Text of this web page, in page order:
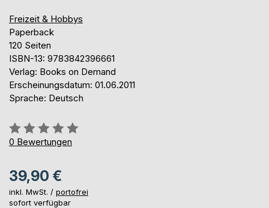
Freizeit & Hobbys
Paperback
120 Seiten
ISBN-13: 9783842396661
Verlag: Books on Demand
Erscheinungsdatum: 01.06.2011
Sprache: Deutsch
Bewertung::
0%
0 Bewertungen
39,90 €
inkl. MwSt. / portofrei
sofort verfügbar